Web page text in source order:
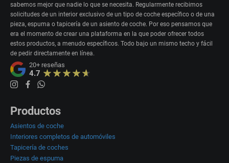
sabemos mejor que nadie lo que se necesita. Regularmente recibimos
solicitudes de un interior exclusivo de un tipo de coche específico o de una
pieza, espuma o tapicería de un asiento de coche. Por eso pensamos que
era el momento de crear una plataforma en la que poder ofrecer todos
estos productos, a menudo específicos. Todo bajo un mismo techo y fácil
de pedir directamente en línea.
20+ reseñas
4.7
Productos
Asientos de coche
Interiores completos de automóviles
Tapicería de coches
Piezas de espuma